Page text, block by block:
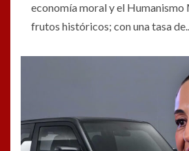
economía moral y el Humanismo
frutos históricos; con una tasa